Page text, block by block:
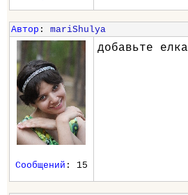
Автор : mariShulya
добавьте
Сообщений : 15